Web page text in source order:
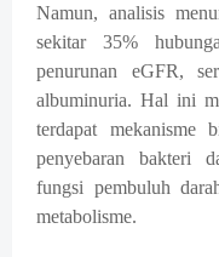
Namun, analisis
sekitar 35%
penurunan eGFR,
albuminuria. Hal ini
terdapat mekanisme
penyebaran bakteri
fungsi pembuluh
metabolisme.